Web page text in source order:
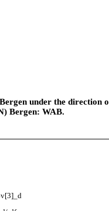
under the
Bergen: WAB.